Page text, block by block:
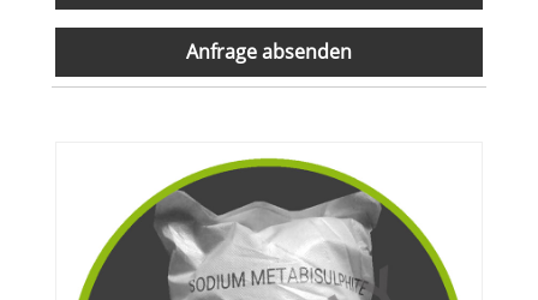
Anfrage absenden